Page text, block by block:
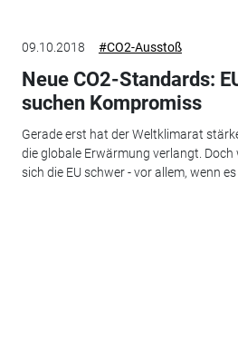
09.10.2018 #CO2-Ausstoß
Neue CO2-Standards:
suchen Kompromiss
Gerade erst hat der Weltklimarat
die globale Erwärmung verlangt.
sich die EU schwer - vor allem, wenn